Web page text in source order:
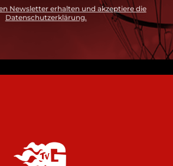
Newsletter erhalten und akzeptiere die
Datenschutzerklärung.